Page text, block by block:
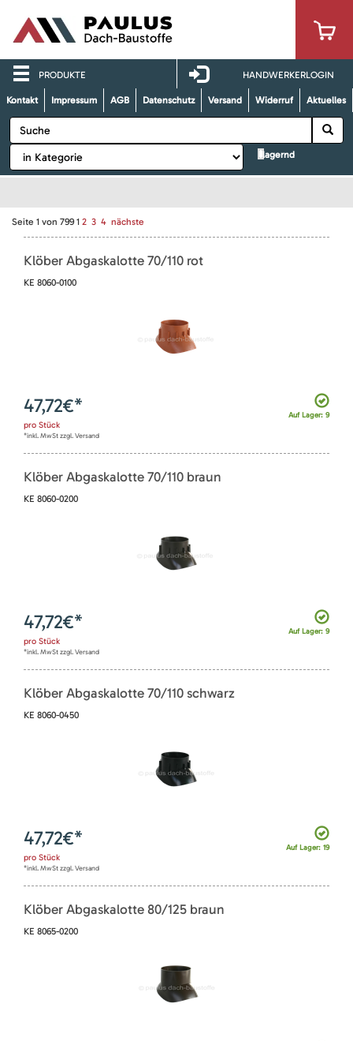
PRODUKTE HANDWERKERLOGIN
Kontakt Impressum AGB Datenschutz Versand Widerruf Aktuelles
lagernd
Seite 1 von 799 1 2 3 4 nächste
Klöber Abgaskalotte 70/110 rot
KE 8060-0100
Auf Lager: 9
47,72€*
pro Stück
*inkl. MwSt zzgl. Versand
Klöber Abgaskalotte 70/110 braun
KE 8060-0200
Auf Lager: 9
47,72€*
pro Stück
*inkl. MwSt zzgl. Versand
Klöber Abgaskalotte 70/110 schwarz
KE 8060-0450
Auf Lager: 19
47,72€*
pro Stück
*inkl. MwSt zzgl. Versand
Klöber Abgaskalotte 80/125 braun
KE 8065-0200